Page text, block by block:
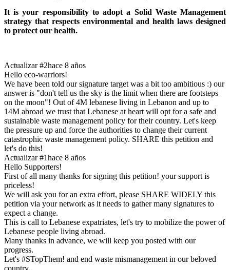
It is your responsibility to adopt a Solid Waste Management
strategy that respects environmental and health laws designed
to protect our health.
Actualizar #2hace 8 años
Hello eco-warriors!
We have been told our signature target was a bit too ambitious :) our
answer is "don't tell us the sky is the limit when there are footsteps
on the moon"! Out of 4M lebanese living in Lebanon and up to
14M abroad we trust that Lebanese at heart will opt for a safe and
sustainable waste management policy for their country. Let's keep
the pressure up and force the authorities to change their current
catastrophic waste management policy. SHARE this petition and
let's do this!
Actualizar #1hace 8 años
Hello Supporters!
First of all many thanks for signing this petition! your support is
priceless!
We will ask you for an extra effort, please SHARE WIDELY this
petition via your network as it needs to gather many signatures to
expect a change.
This is call to Lebanese expatriates, let's try to mobilize the power of
Lebanese people living abroad.
Many thanks in advance, we will keep you posted with our
progress.
Let's #STopThem! and end waste mismanagement in our beloved